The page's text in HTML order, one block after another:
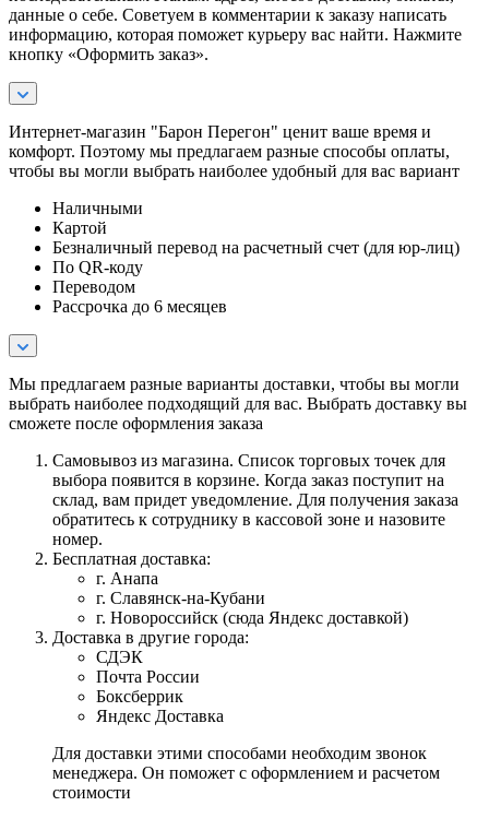
данные о себе. Советуем в комментарии к заказу написать
информацию, которая поможет курьеру вас найти. Нажмите
кнопку «Оформить заказ».
Интернет-магазин "Барон Перегон" ценит ваше время и
комфорт. Поэтому мы предлагаем разные способы оплаты,
чтобы вы могли выбрать наиболее удобный для вас вариант
Наличными
Картой
Безналичный перевод на расчетный счет (для юр-лиц)
По QR-коду
Переводом
Рассрочка до 6 месяцев
Мы предлагаем разные варианты доставки, чтобы вы могли
выбрать наиболее подходящий для вас. Выбрать доставку вы
сможете после оформления заказа
Самовывоз из магазина. Список торговых точек для
выбора появится в корзине. Когда заказ поступит на
склад, вам придет уведомление. Для получения заказа
обратитесь к сотруднику в кассовой зоне и назовите
номер.
Бесплатная доставка:
г. Анапа
г. Славянск-на-Кубани
г. Новороссийск (сюда Яндекс доставкой)
Доставка в другие города:
СДЭК
Почта России
Боксберрик
Яндекс Доставка
Для доставки этими способами необходим звонок
менеджера. Он поможет с оформлением и расчетом
стоимости